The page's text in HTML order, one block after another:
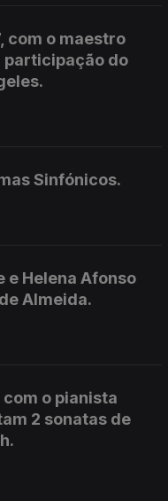
com o maestro
participação do
Sinfónicos.
e Helena Afonso
Almeida.
o pianista
2 sonatas de